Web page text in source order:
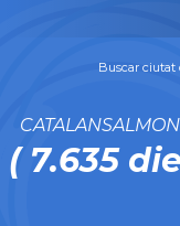
Buscar ciutat
( 7.635